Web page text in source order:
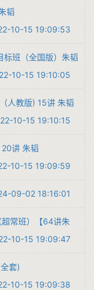
韬
10-15 19:09:53
标班（全国版）朱韬
10-15 19:10:05
人教版) 15讲 朱韬
10-15 19:10:15
讲 朱韬
10-15 19:09:59
09-02 18:16:01
常班）【64讲朱
10-15 19:09:47
套)​
10-15 19:09:38